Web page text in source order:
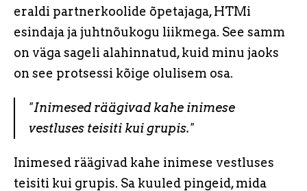
eraldi partnerkoolide õpetajaga, HTMi
esindaja ja juhtnõukogu liikmega. See samm
on väga sageli alahinnatud, kuid minu jaoks
on see protsessi kõige olulisem osa.
"Inimesed räägivad kahe inimese
vestluses teisiti kui grupis."
Inimesed räägivad kahe inimese vestluses
teisiti kui grupis. Sa kuuled pingeid, mida